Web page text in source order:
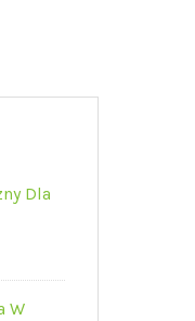
Dla
W